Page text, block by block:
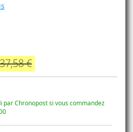
€
par Chronopost si vous commandez